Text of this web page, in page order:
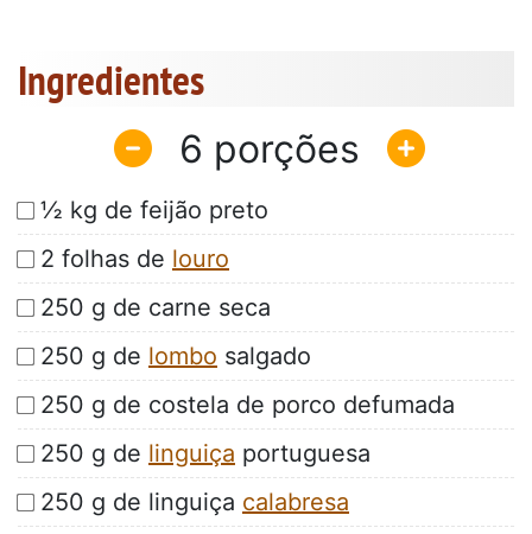
Ingredientes
6
½ kg de feijão preto
2 folhas de louro
250 g de carne seca
250 g de lombo salgado
250 g de costela de porco defumada
250 g de linguiça portuguesa
250 g de linguiça calabresa